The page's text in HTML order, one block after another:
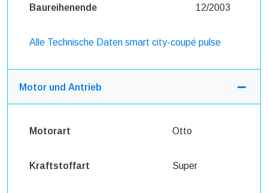
Baureihenende 12/2003
Alle Technische Daten smart city-coupé pulse
Motor und Antrieb
Motorart Otto
Kraftstoffart Super